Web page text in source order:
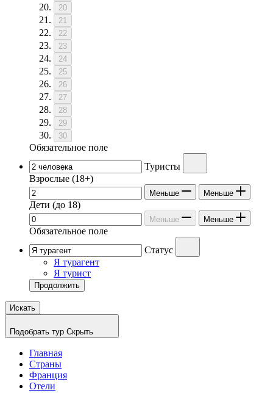
20
21
22
23
24
25
26
27
28
29
30
Обязательное поле
Туристы
Взрослые (18+)
Меньше Меньше
Дети (до 18)
Меньше Меньше
Обязательное поле
Статус
Я турагент
Я турист
Продолжить
Искать
Подобрать тур Скрыть
Главная
Страны
Франция
Отели